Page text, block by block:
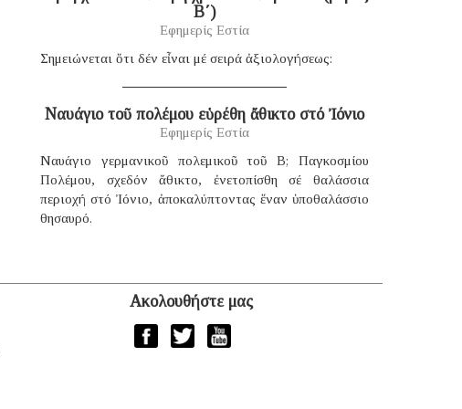
B΄)
Εφημερίς Εστία
Σημειώνεται ὅτι δέν εἶναι μέ σειρά ἀξιολογήσεως:
Ναυάγιο τοῦ πολέμου εὑρέθη ἄθικτο στό Ἰόνιο
Εφημερίς Εστία
Ναυάγιο γερμανικοῦ πολεμικοῦ τοῦ B; Παγκοσμίου
Πολέμου, σχεδόν ἄθικτο, ἐνετοπίσθη σέ θαλάσσια
περιοχή στό Ἰόνιο, ἀποκαλύπτοντας ἕναν ὑποθαλάσσιο
θησαυρό.
Ακολουθήστε μας